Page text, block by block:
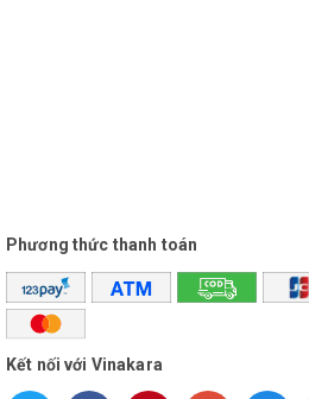
Phương thức thanh toán
Kết nối với Vinakara